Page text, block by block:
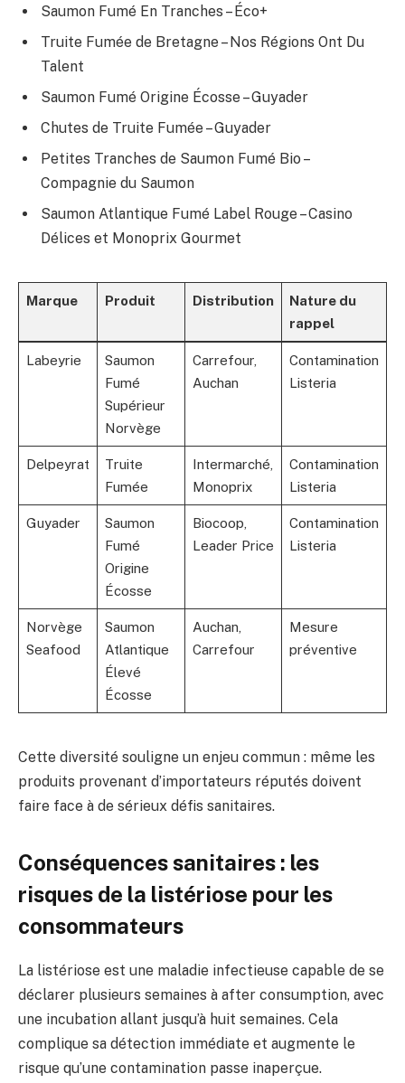
Saumon Fumé En Tranches – Éco+
Truite Fumée de Bretagne – Nos Régions Ont Du
Talent
Saumon Fumé Origine Écosse – Guyader
Chutes de Truite Fumée – Guyader
Petites Tranches de Saumon Fumé Bio –
Compagnie du Saumon
Saumon Atlantique Fumé Label Rouge – Casino
Délices et Monoprix Gourmet
Marque Produit Distribution
Nature du
rappel
Labeyrie
Saumon
Fumé
Supérieur
Norvège
Carrefour,
Auchan
Contamination
Listeria
Delpeyrat
Truite
Fumée
Intermarché,
Monoprix
Contamination
Listeria
Guyader
Saumon
Fumé
Origine
Écosse
Biocoop,
Leader Price
Contamination
Listeria
Norvège
Seafood
Saumon
Atlantique
Élevé
Écosse
Auchan,
Carrefour
Mesure
préventive
Cette diversité souligne un enjeu commun : même les
produits provenant d’importateurs réputés doivent
faire face à de sérieux défis sanitaires.
Conséquences sanitaires : les
risques de la listériose pour les
consommateurs
La listériose est une maladie infectieuse capable de se
déclarer plusieurs semaines à after consumption, avec
une incubation allant jusqu’à huit semaines. Cela
complique sa détection immédiate et augmente le
risque qu’une contamination passe inaperçue.